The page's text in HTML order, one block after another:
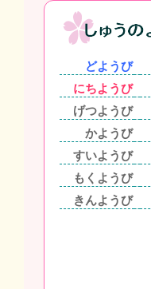
どようび
にちようび
げつようび
かようび
すいようび
もくようび
きんようび